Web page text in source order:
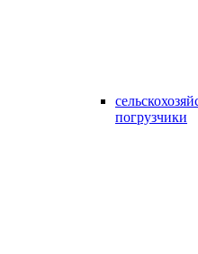
погрузчики